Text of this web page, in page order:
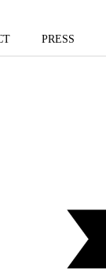
PRESS